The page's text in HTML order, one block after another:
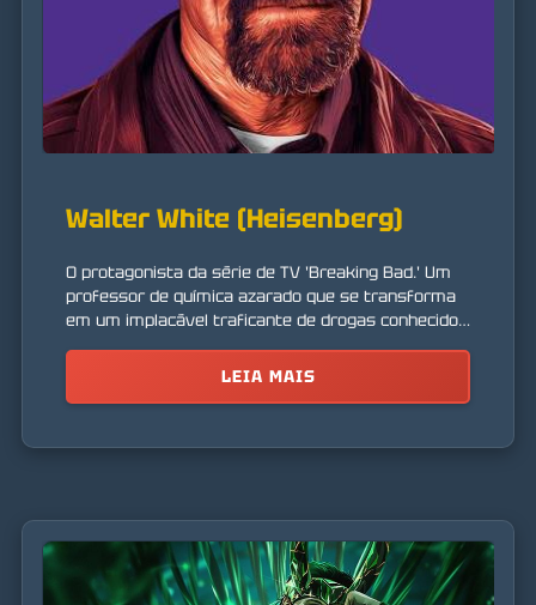
Walter White (Heisenberg)
O protagonista da série de TV 'Breaking Bad.' Um
professor de química azarado que se transforma
em um implacável traficante de drogas conhecido
LEIA MAIS